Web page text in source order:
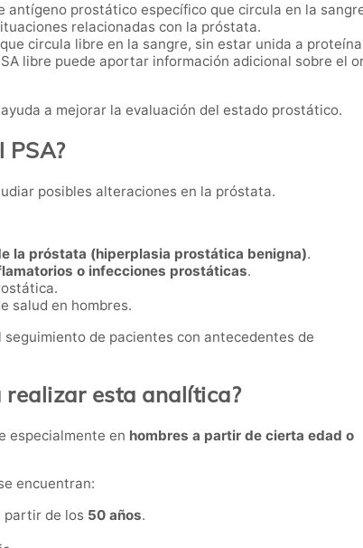
antígeno prostático específico que circula en la
relacionadas con la próstata.
circula libre en la sangre, sin estar unida a
libre puede aportar información adicional sobre el
a mejorar la evaluación del estado prostático.
PSA?
posibles alteraciones en la próstata.
la próstata (hiperplasia prostática benigna).
o infecciones prostáticas.
salud en hombres.
de pacientes con antecedentes de
realizar esta analítica?
especialmente en hombres a partir de cierta edad o
encuentran:
partir de los 50 años.